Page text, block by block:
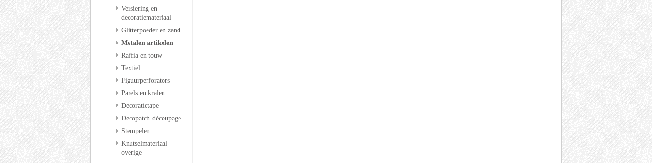
Versiering en
decoratiemateriaal
Glitterpoeder en zand
Metalen artikelen
Raffia en touw
Textiel
Figuurperforators
Parels en kralen
Decoratietape
Decopatch-découpage
Stempelen
Knutselmateriaal
overige